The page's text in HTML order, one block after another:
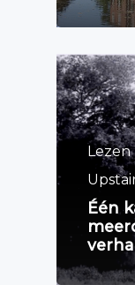
Lezen
Één